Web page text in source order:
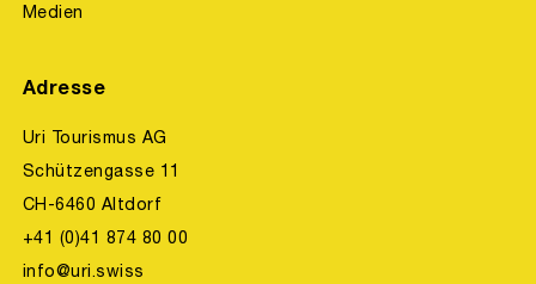
Medien
Adresse
Uri Tourismus AG
Schützengasse 11
CH-6460 Altdorf
+41 (0)41 874 80 00
info@uri.swiss